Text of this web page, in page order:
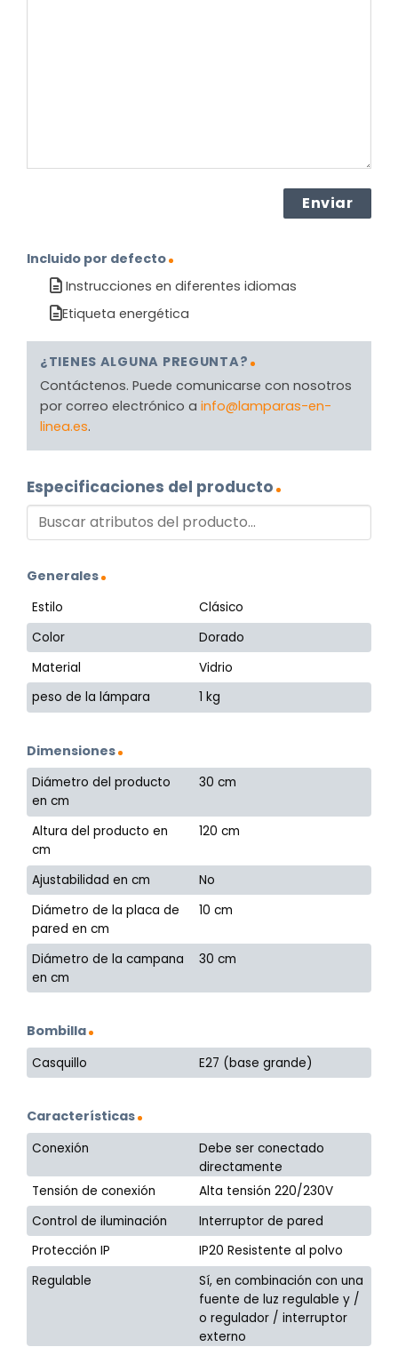
Incluido por defecto
Instrucciones en diferentes idiomas
Etiqueta energética
¿TIENES ALGUNA PREGUNTA?
Contáctenos. Puede comunicarse con nosotros
por correo electrónico a info@lamparas-en-
linea.es.
Especificaciones del producto
Generales
Estilo
Clásico
Color
Dorado
Material
Vidrio
peso de la lámpara
1 kg
Dimensiones
Diámetro del producto
en cm
30 cm
Altura del producto en
cm
120 cm
Ajustabilidad en cm
No
Diámetro de la placa de
pared en cm
10 cm
Diámetro de la campana
en cm
30 cm
Bombilla
Casquillo E27 (base grande)
Características
Conexión
Debe ser conectado
directamente
Tensión de conexión
Alta tensión 220/230V
Control de iluminación
Interruptor de pared
Protección IP
IP20 Resistente al polvo
Regulable
Sí, en combinación con una
fuente de luz regulable y /
o regulador / interruptor
externo